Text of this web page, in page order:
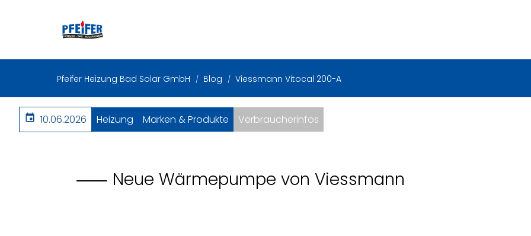
Pfeifer Heizung Bad Solar GmbH Blog Viessmann Vitocal 200-A
10.06.2026 Heizung Marken & Produkte Verbraucherinfos
⸺ Neue Wärmepumpe von Viessmann